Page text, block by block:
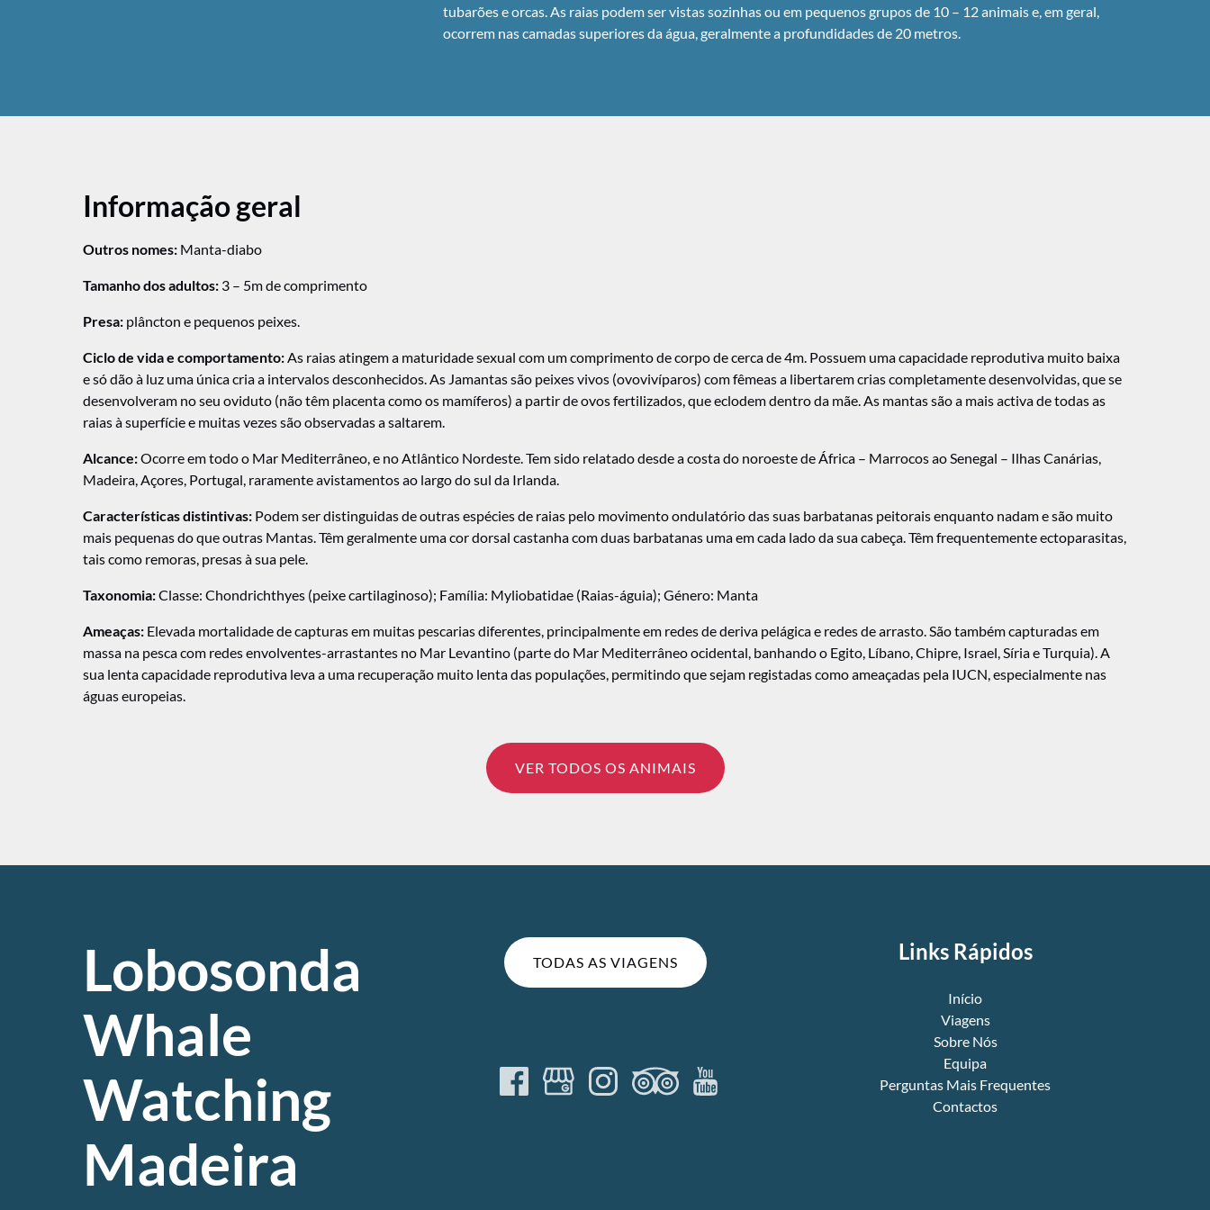
tubarões e orcas. As raias podem ser vistas sozinhas ou em pequenos grupos de 10 – 12 animais e, em geral,
ocorrem nas camadas superiores da água, geralmente a profundidades de 20 metros.
Informação geral
Outros nomes: Manta-diabo
Tamanho dos adultos: 3 – 5m de comprimento
Presa: plâncton e pequenos peixes.
Ciclo de vida e comportamento:As raias atingem a maturidade sexual com um comprimento de corpo de cerca de 4m. Possuem uma capacidade reprodutiva muito baixa
e só dão à luz uma única cria a intervalos desconhecidos. As Jamantas são peixes vivos (ovovivíparos) com fêmeas a libertarem crias completamente desenvolvidas, que se
desenvolveram no seu oviduto (não têm placenta como os mamíferos) a partir de ovos fertilizados, que eclodem dentro da mãe. As mantas são a mais activa de todas as
raias à superfície e muitas vezes são observadas a saltarem.
Alcance:Ocorre em todo o Mar Mediterrâneo, e no Atlântico Nordeste. Tem sido relatado desde a costa do noroeste de África – Marrocos ao Senegal – Ilhas Canárias,
Madeira, Açores, Portugal, raramente avistamentos ao largo do sul da Irlanda.
Características distintivas: Podem ser distinguidas de outras espécies de raias pelo movimento ondulatório das suas barbatanas peitorais enquanto nadam e são muito
mais pequenas do que outras Mantas. Têm geralmente uma cor dorsal castanha com duas barbatanas uma em cada lado da sua cabeça. Têm frequentemente ectoparasitas,
tais como remoras, presas à sua pele.
Taxonomia:Classe: Chondrichthyes (peixe cartilaginoso); Família: Myliobatidae (Raias-águia); Género: Manta
Ameaças: Elevada mortalidade de capturas em muitas pescarias diferentes, principalmente em redes de deriva pelágica e redes de arrasto. São também capturadas em
massa na pesca com redes envolventes-arrastantes no Mar Levantino (parte do Mar Mediterrâneo ocidental, banhando o Egito, Líbano, Chipre, Israel, Síria e Turquia). A
sua lenta capacidade reprodutiva leva a uma recuperação muito lenta das populações, permitindo que sejam registadas como ameaçadas pela IUCN, especialmente nas
águas europeias.
VER TODOS OS ANIMAIS
Lobosonda
Whale
Watching
Madeira
TODAS AS VIAGENS Links Rápidos
Início
Viagens
Sobre Nós
Equipa
Perguntas Mais Frequentes
Contactos